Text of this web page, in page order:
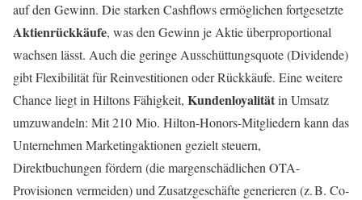
auf den Gewinn. Die starken Cashflows ermöglichen fortgesetzte
Aktienrückkäufe, was den Gewinn je Aktie überproportional
wachsen lässt. Auch die geringe Ausschüttungsquote (Dividende)
gibt Flexibilität für Reinvestitionen oder Rückkäufe. Eine weitere
Chance liegt in Hiltons Fähigkeit, Kundenloyalitätin Umsatz
umzuwandeln: Mit 210 Mio. Hilton-Honors-Mitgliedern kann das
Unternehmen Marketingaktionen gezielt steuern,
Direktbuchungen fördern (die margenschädlichen OTA-
Provisionen vermeiden) und Zusatzgeschäfte generieren (z. B. Co-